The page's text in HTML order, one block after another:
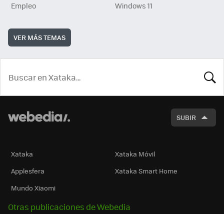
Empleo
Windows 11
VER MÁS TEMAS
SUBIR
Xataka
Xataka Móvil
Applesfera
Xataka Smart Home
Mundo Xiaomi
Otras publicaciones de Webedia